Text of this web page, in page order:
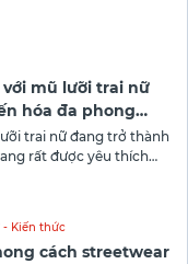
với mũ lưỡi trai nữ
hóa đa phong
trai nữ đang trở thành
rất được yêu thích
lưỡi trai không chỉ
Canifa tìm hiểu
Kiến thức
cách streetwear